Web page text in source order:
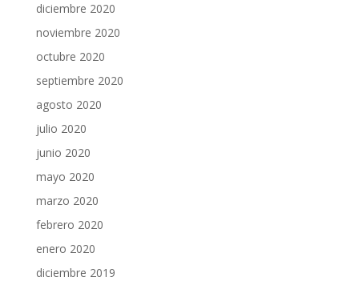
diciembre 2020
noviembre 2020
octubre 2020
septiembre 2020
agosto 2020
julio 2020
junio 2020
mayo 2020
marzo 2020
febrero 2020
enero 2020
diciembre 2019